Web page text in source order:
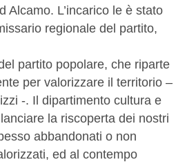
Alcamo. L’incarico le è stato
regionale del partito,
partito popolare, che riparte
per valorizzare il territorio –
-. Il dipartimento cultura e
la riscoperta dei nostri
abbandonati o non
ed al contempo